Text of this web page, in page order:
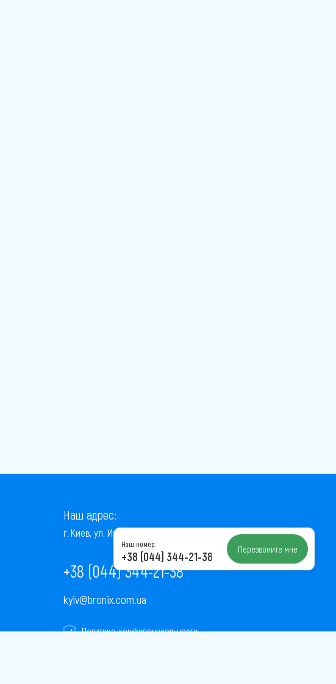
Наш адрес:
г. Киев, ул. Институтская, 22/7, оф. 41
+38 (044) 344-21-38
kyiv@bronix.com.ua
Политика конфиденциальности
Наш номер:
+38 (044) 344-21-38 Перезвоните мне